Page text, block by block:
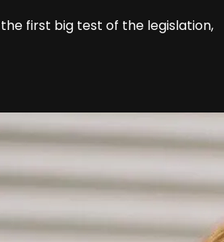
the first big test of the legislation,